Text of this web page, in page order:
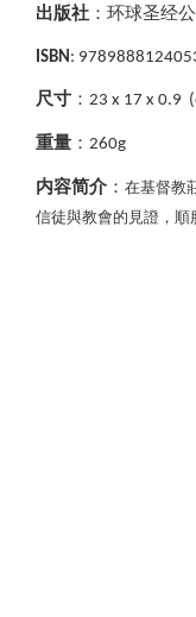
出版社 ：环球圣经
ISBN :
尺寸 ： 23 x 17 x 0.9
重量 ： 260g
内容简介 ： 在基督教
信徒與教會的見證，順